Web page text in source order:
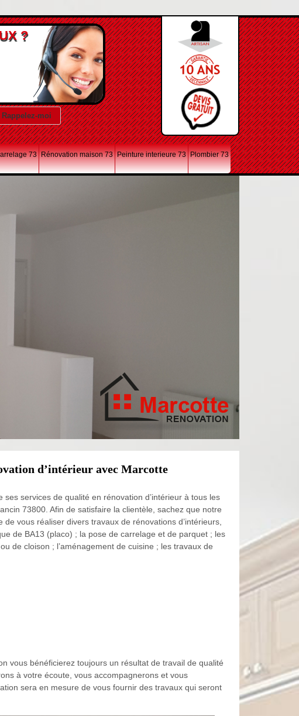
?
73 Rénovation maison 73 Peinture interieure 73 Plombier 73
d’intérieur avec Marcotte
services de qualité en rénovation d’intérieur à tous les
73800. Afin de satisfaire la clientèle, sachez que notre
vous réaliser divers travaux de rénovations d’intérieurs,
de BA13 (placo) ; la pose de carrelage et de parquet ; les
de cloison ; l’aménagement de cuisine ; les travaux de
vous bénéficierez toujours un résultat de travail de qualité
à votre écoute, vous accompagnerons et vous
sera en mesure de vous fournir des travaux qui seront